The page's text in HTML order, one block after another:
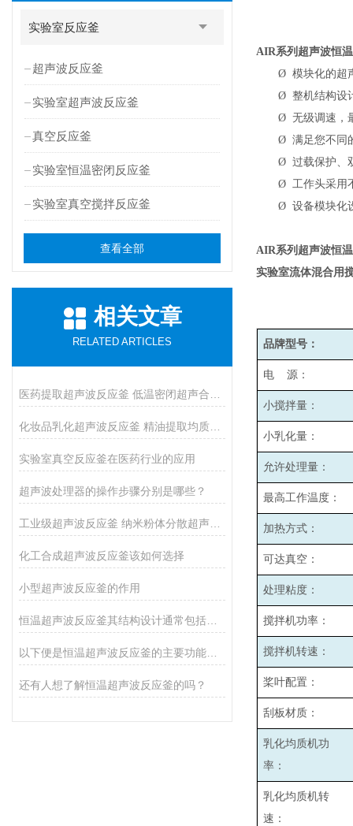
实验室反应釜
超声波反应釜
实验室超声波反应釜
真空反应釜
实验室恒温密闭反应釜
实验室真空搅拌反应釜
查看全部
相关文章
RELATED ARTICLES
实验室真空反应釜在医药行业的应用
超声波处理器的操作步骤分别是哪些？
化工合成超声波反应釜该如何选择
小型超声波反应釜的作用
还有人想了解恒温超声波反应釜的吗？
AIR系列超声波恒
Ø 模块化的超
Ø 整机结构设
Ø 无级调速，
Ø 满足您不同
Ø 过载保护、
Ø 工作头采用
Ø 设备模块化
AIR系列超声波恒
实验室流体混合用
品牌型号：
电 源：
小搅拌量：
小乳化量：
允许处理量：
最高工作温度：
加热方式：
可达真空：
处理粘度：
搅拌机功率：
搅拌机转速：
桨叶配置：
刮板材质：
乳化均质机功
率：
乳化均质机转
速：